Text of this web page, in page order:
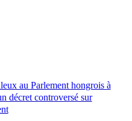
au Parlement hongrois à
décret controversé sur